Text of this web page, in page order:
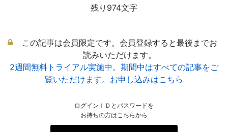
残り974文字
この記事は会員限定です。会員登録すると最後までお
読みいただけます。
2週間無料トライアル実施中。期間中はすべての記事をご
覧いただけます。お申し込みはこちら
ログインＩＤとパスワードを
お持ちの方はこちらから